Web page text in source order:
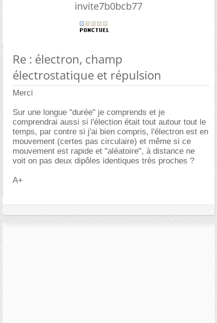
invite7b0bcb77
Re : électron, champ
électrostatique et répulsion
Merci
Sur une longue "durée" je comprends et je
comprendrai aussi si l'élection était tout autour tout le
temps, par contre si j'ai bien compris, l'électron est en
mouvement (certes pas circulaire) et même si ce
mouvement est rapide et "aléatoire", à distance ne
voit on pas deux dipôles identiques très proches ?
A+